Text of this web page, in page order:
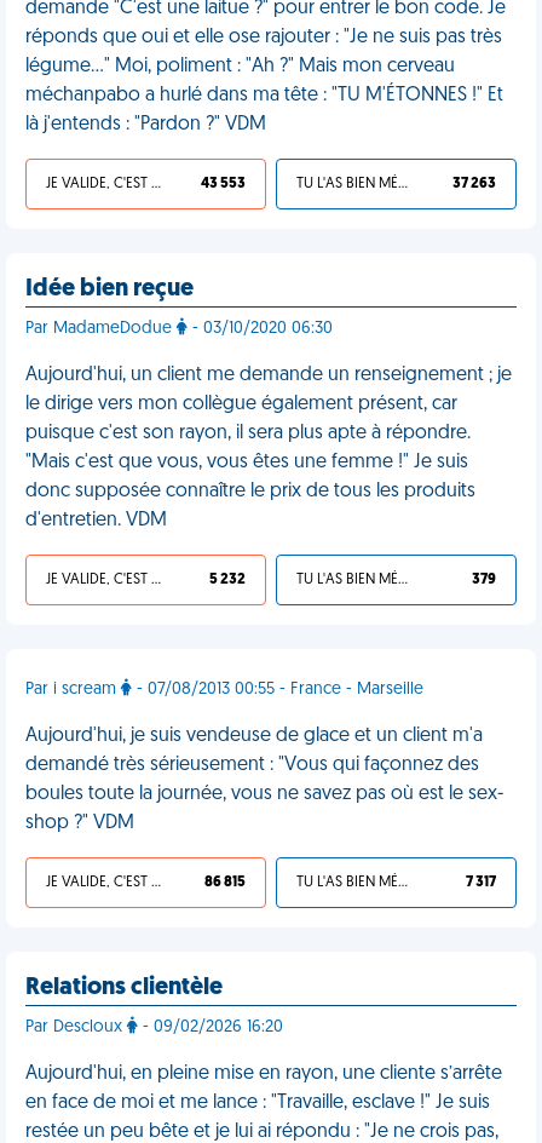
demande "C'est une laitue ?" pour entrer le bon code. Je
réponds que oui et elle ose rajouter : "Je ne suis pas très
légume..." Moi, poliment : "Ah ?" Mais mon cerveau
méchanpabo a hurlé dans ma tête : "TU M'ÉTONNES !" Et
là j'entends : "Pardon ?" VDM
JE VALIDE, C'EST UNE VDM 43 553 TU L'AS BIEN MÉRITÉ 37 263
Idée bien reçue
Par MadameDodue - 03/10/2020 06:30
Aujourd'hui, un client me demande un renseignement ; je
le dirige vers mon collègue également présent, car
puisque c'est son rayon, il sera plus apte à répondre.
"Mais c'est que vous, vous êtes une femme !" Je suis
donc supposée connaître le prix de tous les produits
d'entretien. VDM
JE VALIDE, C'EST UNE VDM 5 232 TU L'AS BIEN MÉRITÉ 379
Par i scream - 07/08/2013 00:55 - France - Marseille
Aujourd'hui, je suis vendeuse de glace et un client m'a
demandé très sérieusement : "Vous qui façonnez des
boules toute la journée, vous ne savez pas où est le sex-
shop ?" VDM
JE VALIDE, C'EST UNE VDM 86 815 TU L'AS BIEN MÉRITÉ 7 317
Relations clientèle
Par Descloux - 09/02/2026 16:20
Aujourd'hui, en pleine mise en rayon, une cliente s’arrête
en face de moi et me lance : "Travaille, esclave !" Je suis
restée un peu bête et je lui ai répondu : "Je ne crois pas,